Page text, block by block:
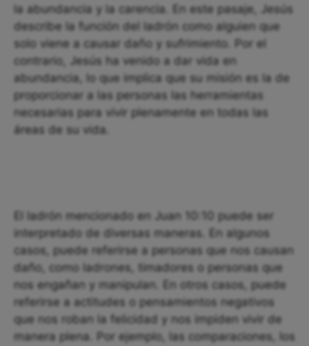
la abundancia y la carencia. En este pasaje, Jesús
describe la función del ladrón como alguien que
solo viene a causar daño y sufrimiento. Por el
contrario, Jesús ha venido a dar vida en
abundancia, lo que implica que su misión es la de
proporcionar a las personas las herramientas
necesarias para vivir plenamente en todas las
áreas de su vida.
El ladrón mencionado en Juan 10:10 puede ser
interpretado de diversas maneras. En algunos
casos, puede referirse a personas que nos causan
daño, como ladrones, timadores o personas que
nos engañan y manipulan. En otros casos, puede
referirse a actitudes o pensamientos negativos
que nos roban la felicidad y nos impiden vivir de
manera plena. Por ejemplo, las comparaciones, los